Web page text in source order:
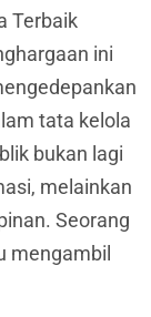
Terbaik
ini
tata kelola
bukan lagi
melainkan
Seorang
mengambil